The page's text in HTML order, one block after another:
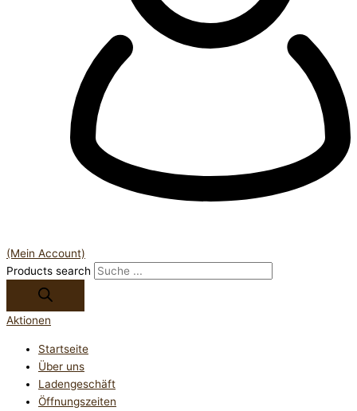
(Mein Account)
Products search
Aktionen
Startseite
Über uns
Ladengeschäft
Öffnungszeiten